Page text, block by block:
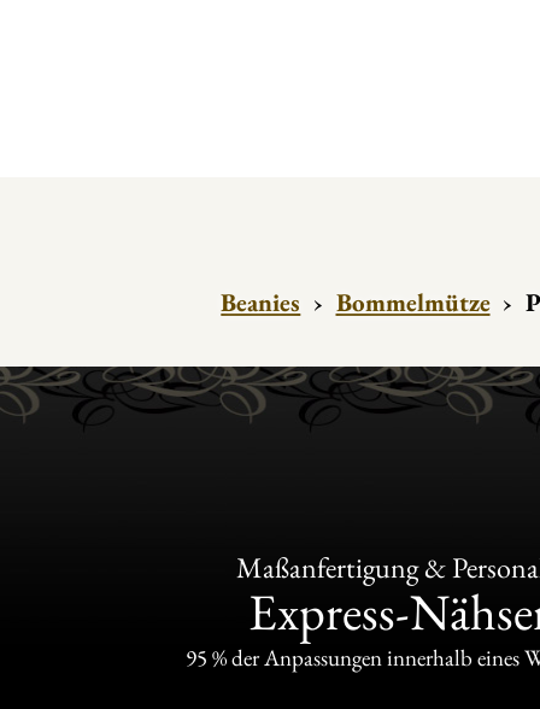
Beanies › Bommelmütze ›
Maßanfertigung &
Express-
95 % der Anpassungen innerhalb eines